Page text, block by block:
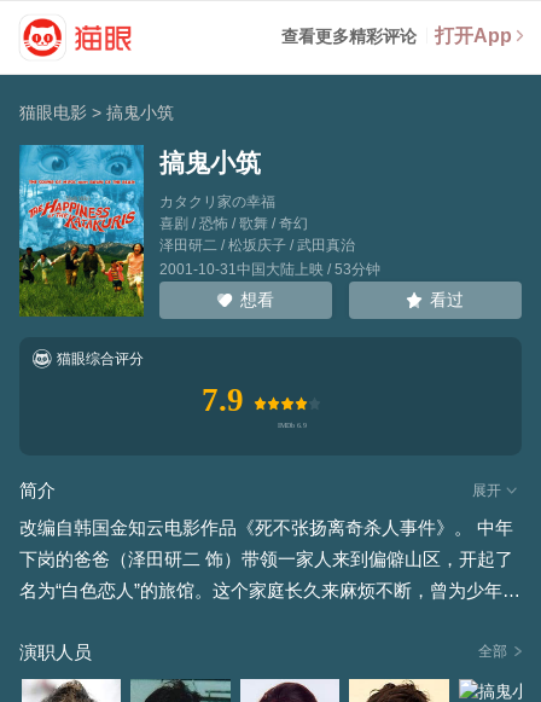
查看更多精彩评论 打开App
猫眼电影 >搞鬼小筑
搞鬼小筑
カタクリ家の幸福
喜剧 / 恐怖 / 歌舞 / 奇幻
泽田研二/松坂庆子/武田真治
2001-10-31中国大陆上映 / 53分钟
想看 看过
猫眼综合评分
7.9
简介 展开
改编自韩国金知云电影作品《死不张扬离奇杀人事件》。 中年
下岗的爸爸（泽田研二 饰）带领一家人来到偏僻山区，开起了
名为“白色恋人”的旅馆。这个家庭长久来麻烦不断，曾为少年犯
尚美 饰），因此爸爸希望通过开办旅馆将全家人团结在一起。
盖在交通不便的山区的旅馆鲜少游人，好不容易盼来的客人却
演职人员 全部